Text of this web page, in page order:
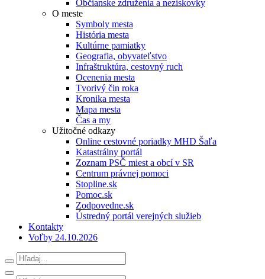
Občianske združenia a neziskovky
O meste
Symboly mesta
História mesta
Kultúrne pamiatky
Geografia, obyvateľstvo
Infraštruktúra, cestovný ruch
Ocenenia mesta
Tvorivý čin roka
Kronika mesta
Mapa mesta
Čas a my
Užitočné odkazy
Online cestovné poriadky MHD Šaľa
Katastrálny portál
Zoznam PSČ miest a obcí v SR
Centrum právnej pomoci
Stopline.sk
Pomoc.sk
Zodpovedne.sk
Ústredný portál verejných služieb
Kontakty
Voľby 24.10.2026